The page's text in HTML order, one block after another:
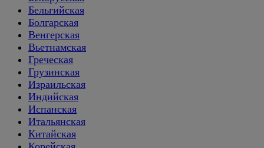
Бельгийская
Болгарская
Венгерская
Вьетнамская
Греческая
Грузинская
Израильская
Индийская
Испанская
Итальянская
Китайская